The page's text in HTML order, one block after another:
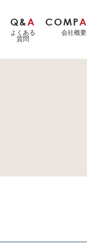
Q& A
よくある
質問
COMPA
会社概要